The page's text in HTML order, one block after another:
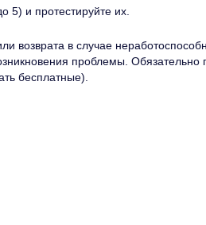
5) и протестируйте их.
возврата в случае
проблемы. Обязательно
бесплатные).